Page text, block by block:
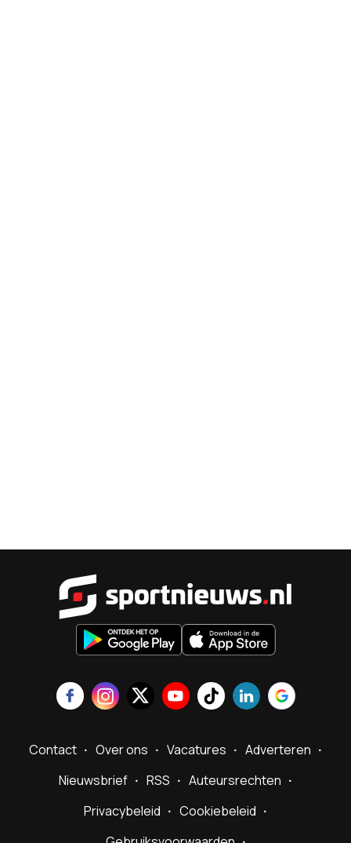
Contact Over ons Vacatures
Adverteren
Nieuwsbrief
RSS
Auteursrechten
Privacybeleid
Cookiebeleid